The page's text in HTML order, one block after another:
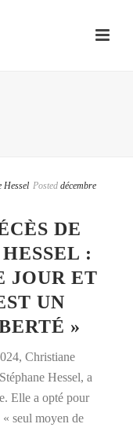
Hessel Posted décembre
DE
:
JOUR ET
UN
»
Christiane
Hessel, a
Elle a opté pour
seul moyen de